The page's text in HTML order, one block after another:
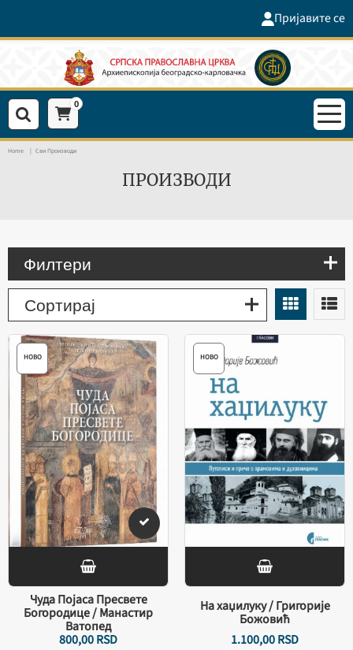
Пријавите се
0
Home Сви Производи
ПРОИЗВОДИ
Филтери
Сортирај
НОВО
Чуда Појаса Пресвете
Богородице / Манастир
Ватопед
800,00RSD
НОВО
На хаџилуку / Григорије
Божовић
1.100,00RSD